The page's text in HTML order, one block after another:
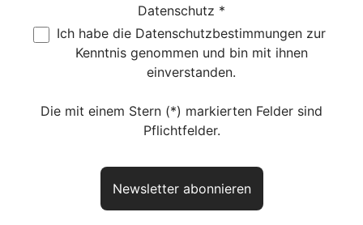
Datenschutz *
Ich habe die Datenschutzbestimmungen zur
Kenntnis genommen und bin mit ihnen
einverstanden.
Die mit einem Stern (*) markierten Felder sind
Pflichtfelder.
Newsletter abonnieren